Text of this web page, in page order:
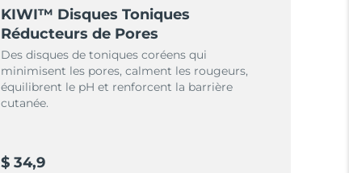
KIWI™ Disques Toniques
Réducteurs de Pores
Des disques de toniques coréens qui
minimisent les pores, calment les rougeurs,
équilibrent le pH et renforcent la barrière
cutanée.
$ 34,9